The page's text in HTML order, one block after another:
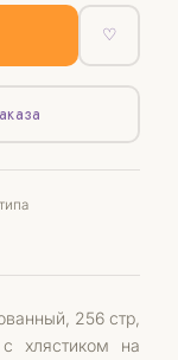
♡
256 стр,
хлястиком на